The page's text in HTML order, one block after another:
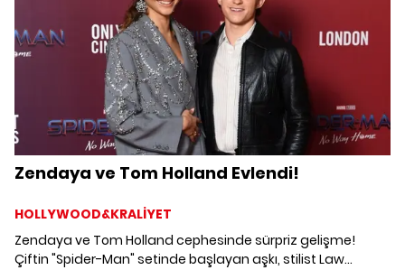
Zendaya ve Tom Holland Evlendi!
HOLLYWOOD&KRALİYET
Zendaya ve Tom Holland cephesinde sürpriz gelişme!
Çiftin "Spider-Man" setinde başlayan aşkı, stilist Law